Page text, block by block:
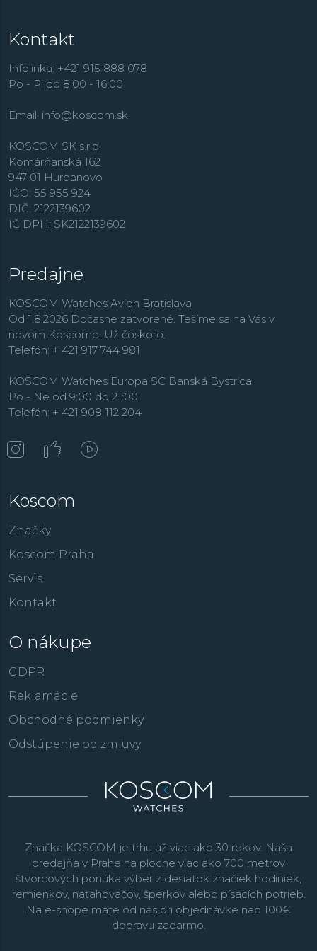
Kontakt
Infolinka: +421 915 888 078
Po - Pi od 8:00 - 16:00
Email: info@koscom.sk
KOSCOM SK s.r.o.
Komárňanská 162
947 01 Hurbanovo
IČO: 55 955 924
DIČ: 2122139602
IČ DPH: SK2122139602
Predajne
KOSCOM Watches Avion Bratislava
Od 1.8.2026 Dočasne zatvorené. Tešíme sa na Vás v
novom Koscome. Už čoskoro.
Telefón: + 421 917 744 981
KOSCOM Watches Europa SC Banská Bystrica
Po - Ne od 9:00 do 21:00
Telefón: + 421 908 112 204
Koscom
Značky
Koscom Praha
Servis
Kontakt
O nákupe
GDPR
Reklamácie
Obchodné podmienky
Odstúpenie od zmluvy
Značka KOSCOM je trhu už viac ako 30 rokov. Naša
predajňa v Prahe na ploche viac ako 700 metrov
štvorcových ponúka výber z desiatok značiek hodiniek,
remienkov, naťahovačov, šperkov alebo písacích potrieb.
Na e-shope máte od nás pri objednávke nad 100€
dopravu zadarmo.